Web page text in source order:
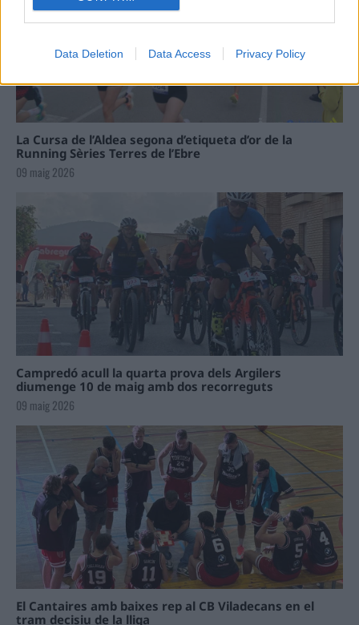
Data Deletion Data Access Privacy Policy
La Cursa de l’Aldea segona d’etiqueta d’or de la
Running Sèries Terres de l’Ebre
09 maig 2026
Campredó acull la quarta prova dels Argilers
diumenge 10 de maig amb dos recorreguts
09 maig 2026
El Cantaires amb baixes rep al CB Viladecans en el
tram decisiu de la lliga